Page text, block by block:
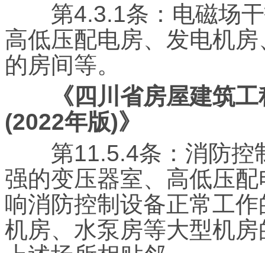
第4.3.1条：电磁场干
高低压配电房、发电机
的房间等。
《四川省房屋建筑
(2022年版)》
第11.5.4条：消防控
强的变压器室、高低压
响消防控制设备正常工
机房、水泵房等大型机